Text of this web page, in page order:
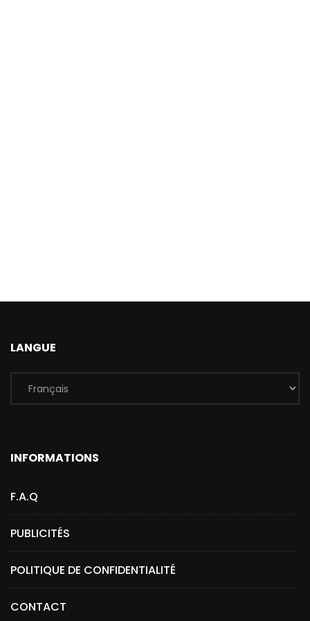
LANGUE
INFORMATIONS
F.A.Q
PUBLICITÉS
POLITIQUE DE CONFIDENTIALITÉ
CONTACT